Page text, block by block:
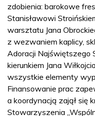
zdobienia: barokowe
Stanisławowi
warsztatu Jana
z wezwaniem kaplicy,
Adoracji Najświętszego
kierunkiem Jana
wszystkie elementy
Finansowanie prac
a koordynacją zajął się
Stowarzyszenia